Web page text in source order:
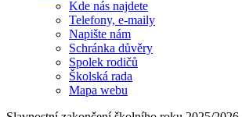
Kde nás najdete
Telefony, e-maily
Napište nám
Schránka důvěry
Spolek rodičů
Školská rada
Mapa webu